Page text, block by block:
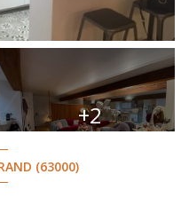
+2
(63000)